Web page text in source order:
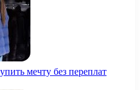
мечту без переплат